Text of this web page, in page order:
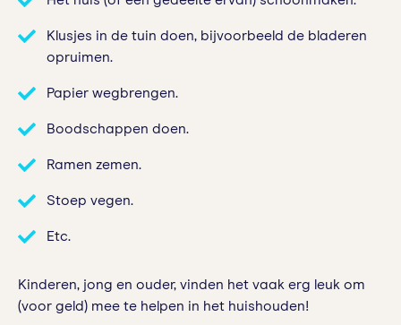
Klusjes in de tuin doen, bijvoorbeeld de bladeren
opruimen.
Papier wegbrengen.
Boodschappen doen.
Ramen zemen.
Stoep vegen.
Etc.
Kinderen, jong en ouder, vinden het vaak erg leuk om
(voor geld) mee te helpen in het huishouden!